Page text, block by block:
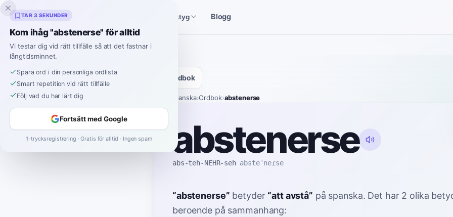
Inklingo Spanska verktyg Blogg
Ordbok
Spanska›Ordbok›abstenerse
abstenerse
abs-teh-NEHR-seh absteˈneɾse
“abstenerse” betyder “att avstå” på spanska. Det har 2 olika
beroende på sammanhang:
TAR 3 SEKUNDER
Kom ihåg "abstenerse" för alltid
Vi testar dig vid rätt tillfälle så att det fastnar i
långtidsminnet.
Spara ord i din personliga ordlista
Smart repetition vid rätt tillfälle
Följ vad du har lärt dig
Fortsätt med Google
1-trycksregistrering · Gratis för alltid · Ingen spam